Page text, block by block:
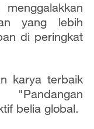
yang lebih
di peringkat
karya terbaik
belia global.